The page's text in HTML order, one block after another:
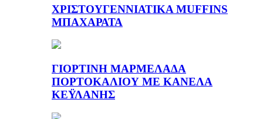
ΧΡΙΣΤΟΥΓΕΝΝΙΑΤΙΚΑ MUFFINS
ΜΠΑΧΑΡΑΤΑ
ΓΙΟΡΤΙΝΗ ΜΑΡΜΕΛΑΔΑ
ΠΟΡΤΟΚΑΛΙΟΥ ΜΕ ΚΑΝΕΛΑ
ΚΕΫΛΑΝΗΣ